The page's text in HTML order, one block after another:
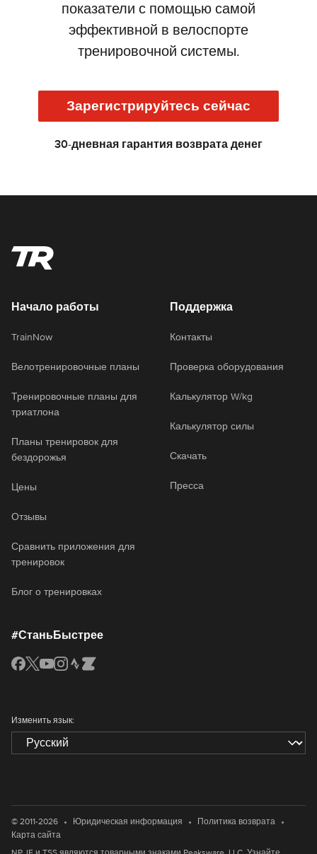
показатели с помощью самой
эффективной в велоспорте
тренировочной системы.
Зарегистрируйтесь сейчас
30-дневная гарантия возврата денег
Начало работы
TrainNow
Велотренировочные планы
Тренировочные планы для
триатлона
Планы тренировок для
бездорожья
Цены
Отзывы
Сравнить приложения для
тренировок
Блог о тренировках
Поддержка
Контакты
Проверка оборудования
Калькулятор W/kg
Калькулятор силы
Скачать
Пресса
#СтаньБыстрее
Изменить язык:
© 2011-2026 • Юридическая информация • Политика возврата •
Карта сайта